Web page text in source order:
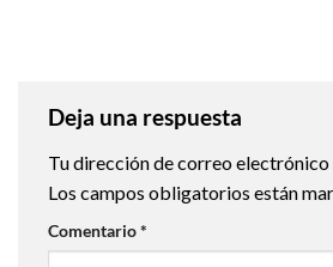
Deja una respuesta
Tu dirección de correo electrónico
Los campos obligatorios están
Comentario*